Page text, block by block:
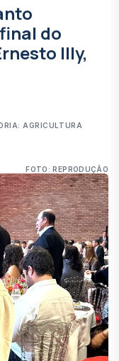
do
Illy,
AGRICULTURA
FOTO: REPRODUÇÃO